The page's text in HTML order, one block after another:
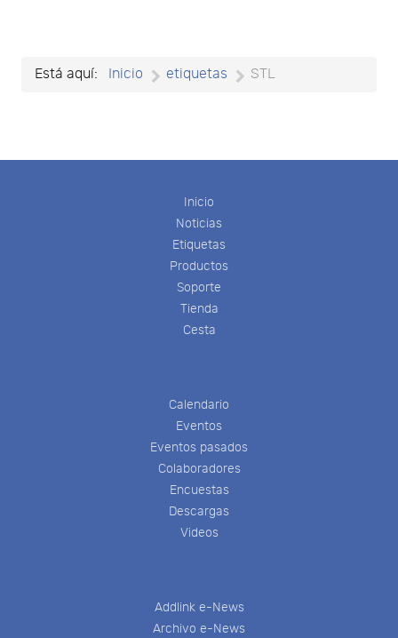
Está aquí: Inicio etiquetas STL
Inicio
Noticias
Etiquetas
Productos
Soporte
Tienda
Cesta
Calendario
Eventos
Eventos pasados
Colaboradores
Encuestas
Descargas
Videos
Addlink e-News
Archivo e-News